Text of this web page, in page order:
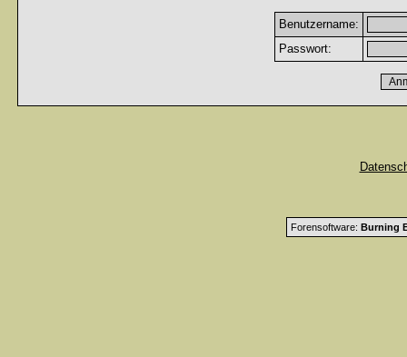
Benutzername:
Passwort:
Forensoftware: Burning